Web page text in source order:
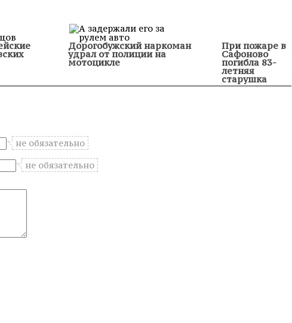
Дорогобужский наркоман
удрал от полиции на
мотоцикле
При пожаре в
Сафоново
погибла 83-
летняя
старушка
не обязательно
не обязательно